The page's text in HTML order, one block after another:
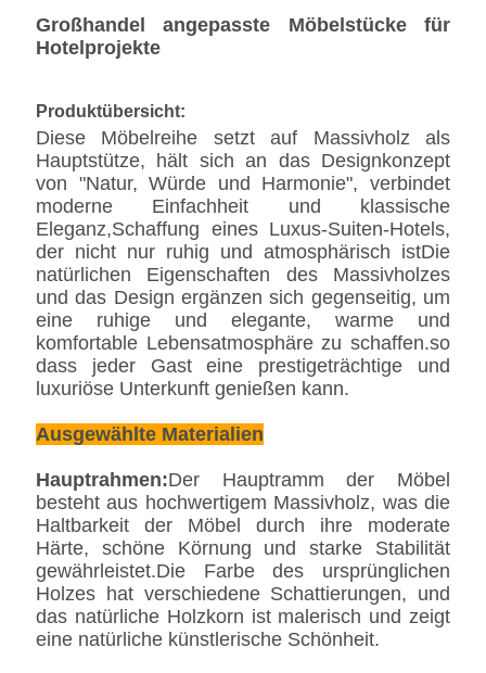
Großhandel angepasste Möbelstücke für
Hotelprojekte
Produktübersicht:
Diese Möbelreihe setzt auf Massivholz als
Hauptstütze, hält sich an das Designkonzept
von "Natur, Würde und Harmonie", verbindet
moderne Einfachheit und klassische
Eleganz,Schaffung eines Luxus-Suiten-Hotels,
der nicht nur ruhig und atmosphärisch istDie
natürlichen Eigenschaften des Massivholzes
und das Design ergänzen sich gegenseitig, um
eine ruhige und elegante, warme und
komfortable Lebensatmosphäre zu schaffen.so
dass jeder Gast eine prestigeträchtige und
luxuriöse Unterkunft genießen kann.
Ausgewählte Materialien
Hauptrahmen:Der Hauptramm der Möbel
besteht aus hochwertigem Massivholz, was die
Haltbarkeit der Möbel durch ihre moderate
Härte, schöne Körnung und starke Stabilität
gewährleistet.Die Farbe des ursprünglichen
Holzes hat verschiedene Schattierungen, und
das natürliche Holzkorn ist malerisch und zeigt
eine natürliche künstlerische Schönheit.